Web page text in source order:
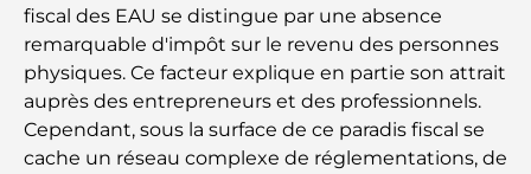
fiscal des EAU se distingue par une absence
remarquable d'impôt sur le revenu des personnes
physiques. Ce facteur explique en partie son attrait
auprès des entrepreneurs et des professionnels.
Cependant, sous la surface de ce paradis fiscal se
cache un réseau complexe de réglementations, de